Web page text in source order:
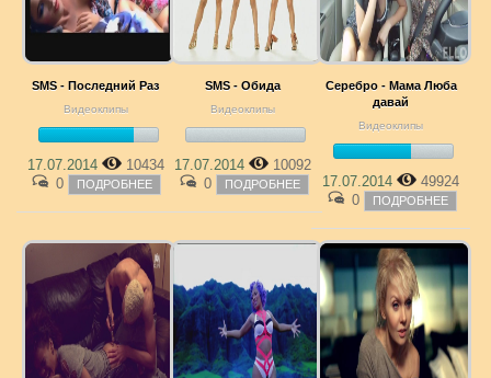
SMS - Последний Раз
Видеоклипы
17.07.2014
10434
0
ПОДРОБНЕЕ
SMS - Обида
Видеоклипы
17.07.2014
10092
0
ПОДРОБНЕЕ
Серебро - Мама Люба
давай
Видеоклипы
17.07.2014
49924
0
ПОДРОБНЕЕ